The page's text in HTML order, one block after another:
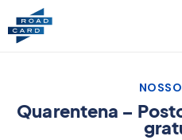
Quarentena –